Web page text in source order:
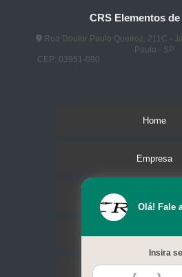
CRS Elementos
Rua Doutor Paulo Queiroz, 211C -
Paulo - SP
CEP: 03951-090
Home
Empresa
Serviços
Contato
Olá! Fale
Insira